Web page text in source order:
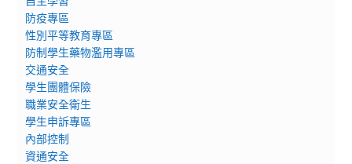
防疫專區
性別平等教育專區
防制學生藥物濫用專區
交通安全
學生團體保險
職業安全衛生
學生申訴專區
內部控制
資通安全